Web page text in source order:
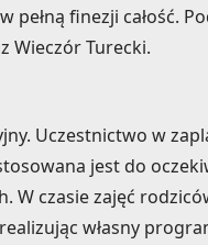
pełną finezji całość.
Wieczór Turecki.
Uczestnictwo w
jest do
W czasie zajęć
własny